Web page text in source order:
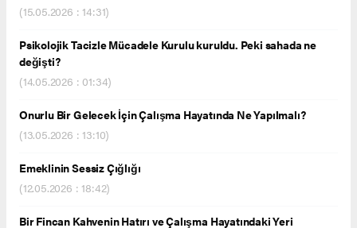
(15.05.2026 : 14:31)
Psikolojik Tacizle Mücadele Kurulu kuruldu. Peki sahada ne
değişti?
(14.05.2026 : 01:34)
Onurlu Bir Gelecek İçin Çalışma Hayatında Ne Yapılmalı?
(13.05.2026 : 13:10)
Emeklinin Sessiz Çığlığı
(12.05.2026 : 18:42)
Bir Fincan Kahvenin Hatırı ve Çalışma Hayatındaki Yeri